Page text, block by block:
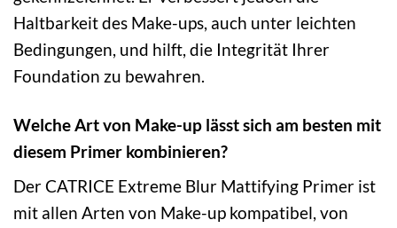
Haltbarkeit des Make-ups, auch unter leichten
Bedingungen, und hilft, die Integrität Ihrer
Foundation zu bewahren.
Welche Art von Make-up lässt sich am besten mit
diesem Primer kombinieren?
Der CATRICE Extreme Blur Mattifying Primer ist
mit allen Arten von Make-up kompatibel, von